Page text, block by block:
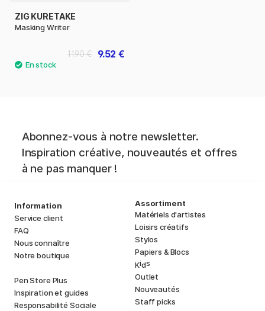
ZIG KURETAKE
Masking Writer
9.52 €
11.90 €
Abonnez-vous à notre newsletter.
Inspiration créative, nouveautés et offres
à ne pas manquer !
Information
Service client
FAQ
Nous connaître
Notre boutique
Pen Store Plus
Inspiration et guides
Responsabilité Sociale
Assortiment
Matériels d'artistes
Loisirs créatifs
Stylos
Papiers & Blocs
Kids
Outlet
Nouveautés
Staff picks